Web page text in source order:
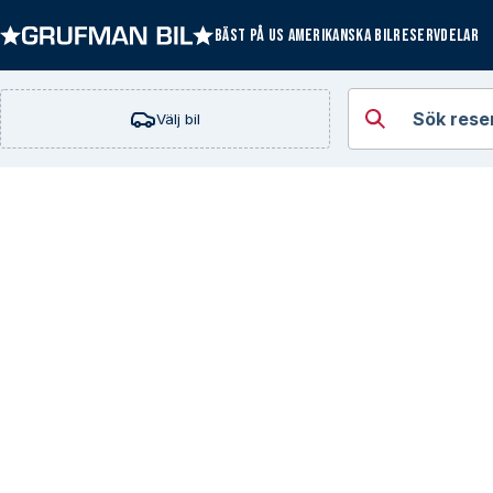
BÄST PÅ US AMERIKANSKA BILRESERVDELAR
Välj bil
Sök